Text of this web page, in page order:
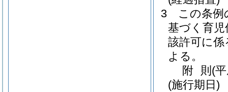
3
この条例
基づく育
該許可に
よる。
附 則 (
(施行期日)